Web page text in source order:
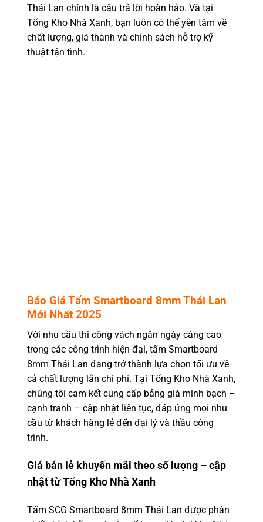
Thái Lan chính là câu trả lời hoàn hảo. Và tại
Tổng Kho Nhà Xanh, bạn luôn có thể yên tâm về
chất lượng, giá thành và chính sách hỗ trợ kỹ
thuật tận tình.
Báo Giá Tấm Smartboard 8mm Thái Lan
Mới Nhất 2025
Với nhu cầu thi công vách ngăn ngày càng cao
trong các công trình hiện đại, tấm Smartboard
8mm Thái Lan đang trở thành lựa chọn tối ưu về
cả chất lượng lẫn chi phí. Tại Tổng Kho Nhà Xanh,
chúng tôi cam kết cung cấp bảng giá minh bạch –
cạnh tranh – cập nhật liên tục, đáp ứng mọi nhu
cầu từ khách hàng lẻ đến đại lý và thầu công
trình.
Giá bán lẻ khuyến mãi theo số lượng – cập
nhật từ Tổng Kho Nhà Xanh
Tấm SCG Smartboard 8mm Thái Lan được phân